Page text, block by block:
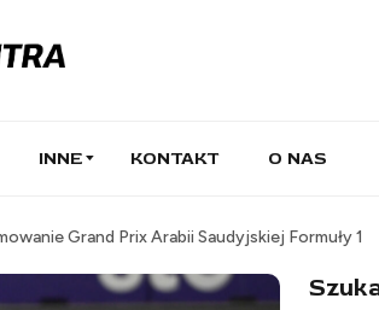
INNE KONTAKT O NAS
Grand Prix Arabii Saudyjskiej Formuły 1